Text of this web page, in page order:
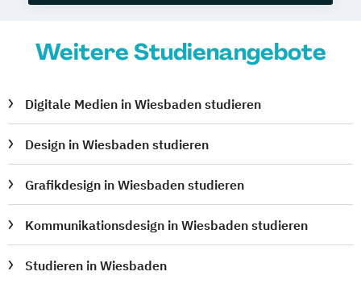
Weitere Studienangebote
Digitale Medien in Wiesbaden studieren
Design in Wiesbaden studieren
Grafikdesign in Wiesbaden studieren
Kommunikationsdesign in Wiesbaden studieren
Studieren in Wiesbaden